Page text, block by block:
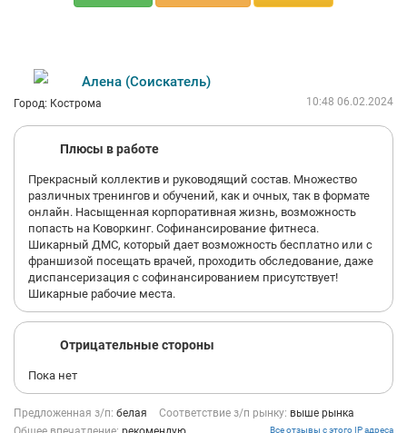
Алена (Соискатель)
Город: Кострома 10:48 06.02.2024
Плюсы в работе
Прекрасный коллектив и руководящий состав. Множество
различных тренингов и обучений, как и очных, так в формате
онлайн. Насыщенная корпоративная жизнь, возможность
попасть на Коворкинг. Софинансирование фитнеса.
Шикарный ДМС, который дает возможность бесплатно или с
франшизой посещать врачей, проходить обследование, даже
диспансеризация с софинансированием присутствует!
Шикарные рабочие места.
Отрицательные стороны
Пока нет
Предложенная з/п: белая Соответствие з/п рынку: выше рынка
Все отзывы с этого IP адреса